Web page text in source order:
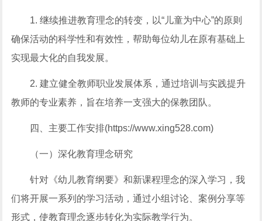
1. 继续推进教育理念的转变，以“儿童为中心”的原则
确保活动的科学性和有效性，帮助每位幼儿在原有基础上
实现最大化的自我发展。
2. 建立健全教师职业发展体系，通过培训与实践提升
教师的专业素养，旨在培养一支强大的保教团队。
四、主要工作安排(https://www.xing528.com)
（一）深化教育理念研究
针对《幼儿教育纲要》和新课程理念的深入学习，我
们将开展一系列的学习活动，通过小组讨论、案例分享等
形式，使教育理念逐步转化为实际教学行为。